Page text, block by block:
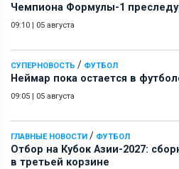
Чемпиона Формулы-1
09:10 | 05 августа
СУПЕРНОВОСТЬ / ФУТБОЛ
Неймар пока остается в
09:05 | 05 августа
ГЛАВНЫЕ НОВОСТИ / ФУТБОЛ
Отбор на Кубок Азии-2027:
в третьей корзине